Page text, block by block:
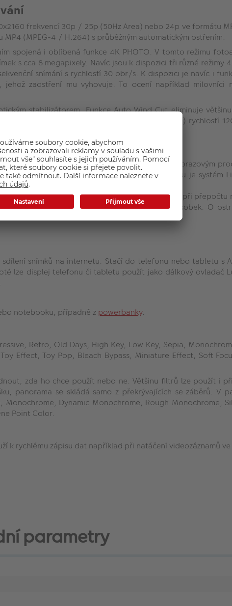
frekvencí 30p / 25p (50Hz Area) nebo 24p ve formátu
(MPEG-4 / H.264) s průběžným automatickým ostřením.
spojená i oblíbená funkce 4K PHOTO. V tomto režimu
s cca 8 megapixely. Navíc jsou k dispozici tři různé režimy
snímání s rychlostí 30 obr/s. K dispozici je navíc i
zaostření mu vyhovuje. To ocení například
stabilizátorem. Funkce Auto Wind Cut eliminuje
umožňuje natáčet v rozlišení HD (1280x720) rychlostí
20,4 MPix
rozlišením 20,4 Mpx. V kombinaci s obrazovým
s s průběžným přeostřováním. Další výhodou je systém
28 mm (ekvivalent ohniskové vzdálenosti při
s nímž se celkový rozsah zvětší na 9,1násobek. O
snímků na internetu. Stačí do telefonu nebo tabletu s
lze displej telefonu či tabletu použít jako dálkový ovladač
notebooku, případně z powerbanky.
Retro, Old Days, High Key, Low Key, Sepia,
Effect, Toy Pop, Bleach Bypass, Miniature Effect, Soft
zda ho chce použít nebo ne. Většinu filtrů lze použít i
panorama se skládá samo z překrývajících se záběrů. V
Dynamic Monochrome, Rough Monochrome,
Point Color.
k rychlému zápisu dat například při natáčení videozáznamů ve
parametry